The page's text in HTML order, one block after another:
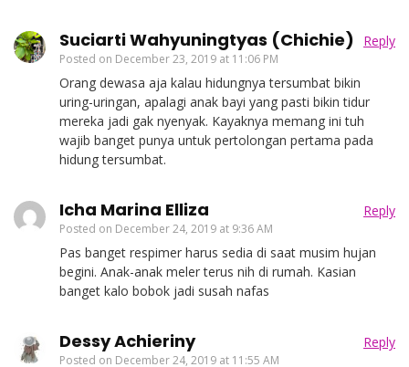
Suciarti Wahyuningtyas (Chichie)
Posted on December 23, 2019 at 11:06 PM
Reply
Orang dewasa aja kalau hidungnya tersumbat bikin
uring-uringan, apalagi anak bayi yang pasti bikin tidur
mereka jadi gak nyenyak. Kayaknya memang ini tuh
wajib banget punya untuk pertolongan pertama pada
hidung tersumbat.
Icha Marina Elliza
Posted on December 24, 2019 at 9:36 AM
Reply
Pas banget respimer harus sedia di saat musim hujan
begini. Anak-anak meler terus nih di rumah. Kasian
banget kalo bobok jadi susah nafas
Dessy Achieriny
Posted on December 24, 2019 at 11:55 AM
Reply